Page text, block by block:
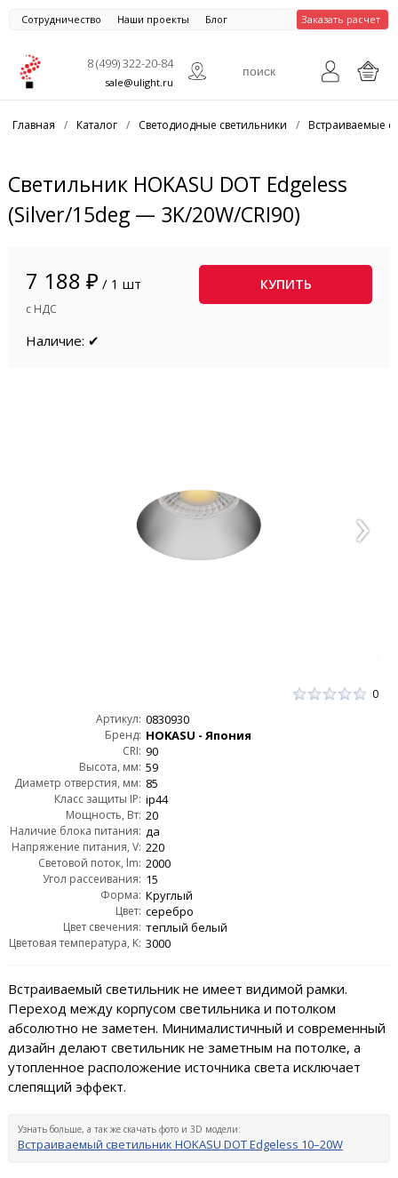
Сотрудничество Наши проекты Блог Заказать расчет
8 (499) 322-20-84
sale@ulight.ru
Главная / Каталог / Светодиодные светильники / Встраиваемые
Светильник HOKASU DOT Edgeless
(Silver/15deg — 3K/20W/CRI90)
7 188 ₽ / 1 шт
с НДС
КУПИТЬ
Наличие: ✔
0
Артикул: 0830930
Бренд: HOKASU - Япония
CRI: 90
Высота, мм: 59
Диаметр отверстия, мм: 85
Класс защиты IP: ip44
Мощность, Вт: 20
Наличие блока питания: да
Напряжение питания, V: 220
Световой поток, lm: 2000
Угол рассеивания: 15
Форма: Круглый
Цвет: серебро
Цвет свечения: теплый белый
Цветовая температура, K: 3000
Встраиваемый светильник не имеет видимой рамки.
Переход между корпусом светильника и потолком
абсолютно не заметен. Минималистичный и современный
дизайн делают светильник не заметным на потолке, а
утопленное расположение источника света исключает
слепящий эффект.
Узнать больше, а так же скачать фото и 3D модели:
Встраиваемый светильник HOKASU DOT Edgeless 10–20W